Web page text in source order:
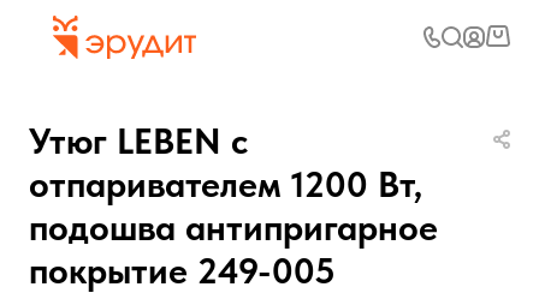
Утюг LEBEN с
отпаривателем 1200 Вт,
подошва антипригарное
покрытие 249-005